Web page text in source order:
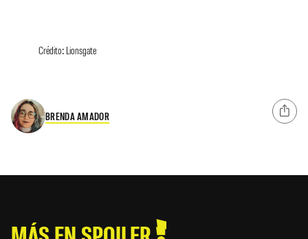
Crédito: Lionsgate
BRENDA AMADOR